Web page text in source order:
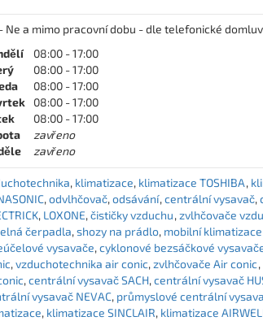
Ne a mimo pracovní dobu - dle telefonické
08:00 - 17:00
08:00 - 17:00
08:00 - 17:00
08:00 - 17:00
08:00 - 17:00
zavřeno
zavřeno
klimatizace klimatizace TOSHIBA
odvlhčovač odsávání centrální vysavač
LOXONE čističky vzduchu zvlhčovače
čerpadla shozy na prádlo mobilní klimatizace
vysavače cyklonové bezsáčkové
vzduchotechnika air conic zvlhčovače Air conic
centrální vysavač SACH centrální vysavač
vysavač NEVAC průmyslové centrální
klimatizace SINCLAIR klimatizace